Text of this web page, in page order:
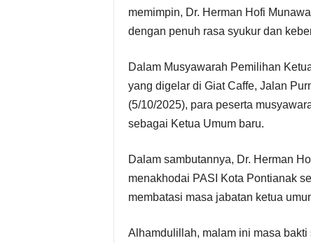
memimpin, Dr. Herman Hofi
dengan penuh rasa syukur dan
Dalam Musyawarah Pemilihan
yang digelar di Giat Caffe, Jalan
(5/10/2025), para peserta
sebagai Ketua Umum baru.
Dalam sambutannya, Dr. Herman
menakhodai PASI Kota Pontianak
membatasi masa jabatan ketua
Alhamdulillah, malam ini masa